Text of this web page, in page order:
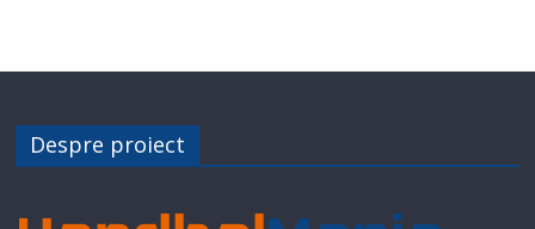
Despre proiect